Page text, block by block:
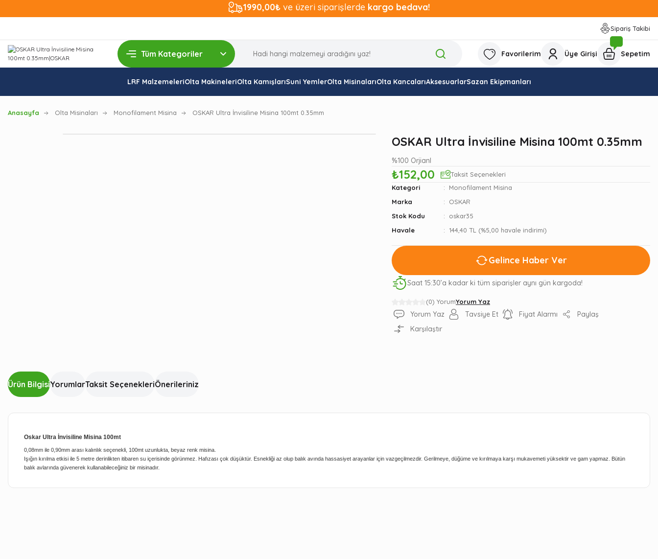
1990,00₺ ve üzeri siparişlerde kargo bedava!
Sipariş Takibi
Favorilerim Üye Girişi Sepetim
LRF MalzemeleriOlta MakineleriOlta KamışlarıSuni YemlerOlta MisinalarıOlta KancalarıAksesuarlarSazan Ekipmanları
Anasayfa Olta Misinaları Monofilament Misina OSKAR Ultra İnvisiline Misina 100mt 0.35mm
(0) YorumYorum Yaz
OSKAR Ultra İnvisiline Misina 100mt 0.35mm
%100 Orjianl
₺152,00
Taksit Seçenekleri
Kategori
Monofilament Misina
Marka
OSKAR
Stok Kodu
oskar35
Havale
144,40 TL (%5,00 havale indirimi)
Gelince Haber Ver
Saat 15:30’a kadar ki tüm siparişler aynı gün kargoda!
Yorum Yaz Tavsiye Et Fiyat Alarmı
Paylaş
Karşılaştır
Ürün BilgisiYorumlarTaksit SeçenekleriÖnerileriniz
Oskar Ultra İnvisiline Misina 100mt
0,08mm ile 0,90mm arası kalınlık seçenekli, 100mt uzunlukta, beyaz renk misina.
Işığın kırılma etkisi ile 5 metre derinlikten itibaren su içerisinde görünmez. Hafızası çok düşüktür. Esnekliği az olup balık avında hassasiyet arayanlar için vazgeçilmezdir. Gerilmeye, düğüme ve kırılmaya karşı mukavemeti yüksektir ve gam yapmaz. Bütün
balık avlarında güvenerek kullanabileceğiniz bir misinadır.